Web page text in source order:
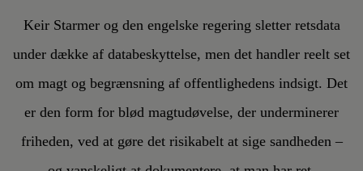
Keir Starmer og den engelske regering sletter retsdata
under dække af databeskyttelse, men det handler reelt set
om magt og begrænsning af offentlighedens indsigt. Det
er den form for blød magtudøvelse, der underminerer
friheden, ved at gøre det risikabelt at sige sandheden –